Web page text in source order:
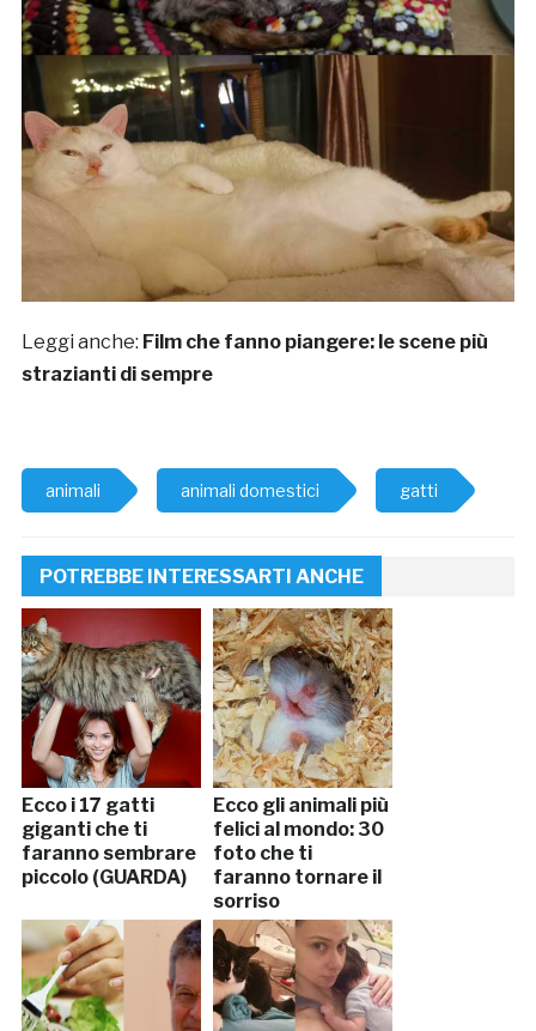
Leggi anche: Film che fanno piangere: le scene più
strazianti di sempre
animali animali domestici gatti
POTREBBE INTERESSARTI ANCHE
Ecco i 17 gatti
giganti che ti
faranno sembrare
piccolo (GUARDA)
Ecco gli animali più
felici al mondo: 30
foto che ti
faranno tornare il
sorriso